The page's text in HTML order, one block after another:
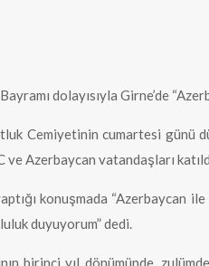
dolayısıyla Girne’de
Cemiyetinin cumartesi günü
Azerbaycan vatandaşları
konuşmada “Azerbaycan
duyuyorum” dedi.
birinci yıl dönümünde,